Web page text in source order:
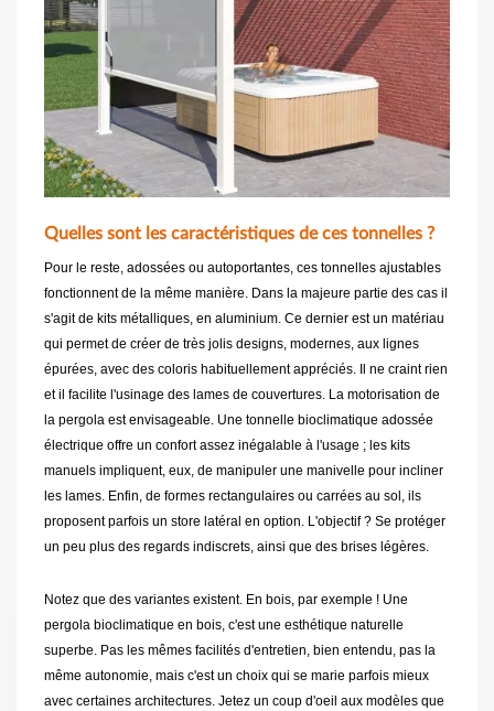
Quelles sont les caractéristiques de ces tonnelles ?
Pour le reste, adossées ou autoportantes, ces tonnelles ajustables
fonctionnent de la même manière. Dans la majeure partie des cas il
s'agit de kits métalliques, en aluminium. Ce dernier est un matériau
qui permet de créer de très jolis designs, modernes, aux lignes
épurées, avec des coloris habituellement appréciés. Il ne craint rien
et il facilite l'usinage des lames de couvertures. La motorisation de
la pergola est envisageable. Une tonnelle bioclimatique adossée
électrique offre un confort assez inégalable à l'usage ; les kits
manuels impliquent, eux, de manipuler une manivelle pour incliner
les lames. Enfin, de formes rectangulaires ou carrées au sol, ils
proposent parfois un store latéral en option. L'objectif ? Se protéger
un peu plus des regards indiscrets, ainsi que des brises légères.
Notez que des variantes existent. En bois, par exemple ! Une
pergola bioclimatique en bois, c'est une esthétique naturelle
superbe. Pas les mêmes facilités d'entretien, bien entendu, pas la
même autonomie, mais c'est un choix qui se marie parfois mieux
avec certaines architectures. Jetez un coup d'oeil aux modèles que